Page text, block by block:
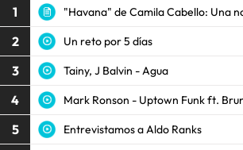
1 "Havana" de Camila Cabello: Una
2 Un reto por 5 días
3 Tainy, J Balvin - Agua
4 Mark Ronson - Uptown Funk ft.
5 Entrevistamos a Aldo Ranks